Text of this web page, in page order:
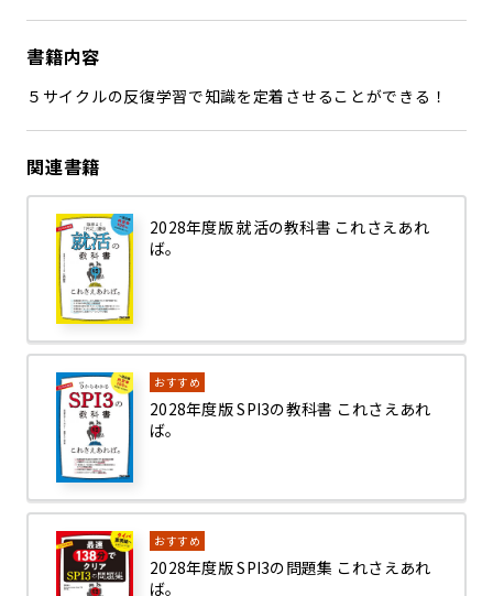
書籍内容
５サイクルの反復学習で知識を定着させることができる！
関連書籍
2028年度版 就活の教科書 これさえあれ
ば。
おすすめ
2028年度版 SPI3の教科書 これさえあれ
ば。
おすすめ
2028年度版 SPI3の問題集 これさえあれ
ば。